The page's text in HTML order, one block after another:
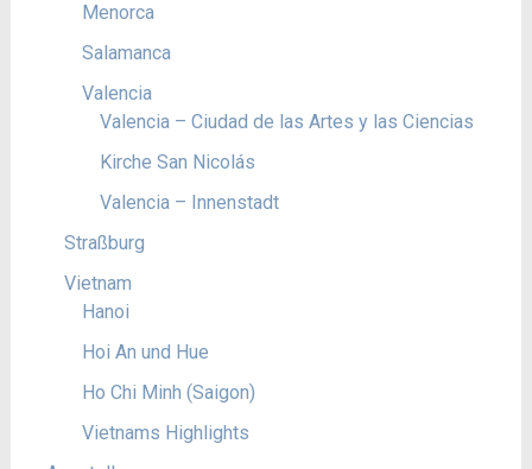
Menorca
Salamanca
Valencia
Valencia – Ciudad de las Artes y las Ciencias
Kirche San Nicolás
Valencia – Innenstadt
Straßburg
Vietnam
Hanoi
Hoi An und Hue
Ho Chi Minh (Saigon)
Vietnams Highlights